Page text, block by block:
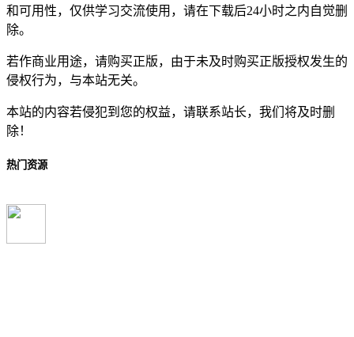
和可用性，仅供学习交流使用，请在下载后24小时之内自觉删
除。
若作商业用途，请购买正版，由于未及时购买正版授权发生的
侵权行为，与本站无关。
本站的内容若侵犯到您的权益，请联系站长，我们将及时删
除！
热门资源